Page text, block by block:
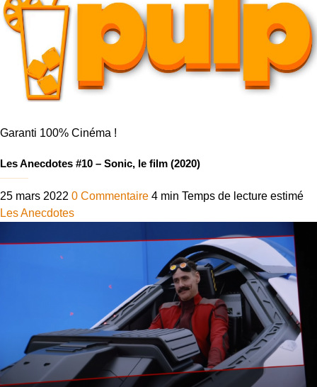
Garanti 100% Cinéma !
Les Anecdotes #10 – Sonic, le film (2020)
25 mars 2022 0 Commentaire 4 min Temps de lecture estimé
Les Anecdotes